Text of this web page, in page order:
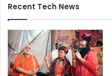
Recent Tech News